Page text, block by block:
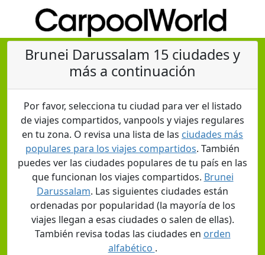
Brunei Darussalam 15 ciudades y
más a continuación
Por favor, selecciona tu ciudad para ver el listado
de viajes compartidos, vanpools y viajes regulares
en tu zona. O revisa una lista de las ciudades más
populares para los viajes compartidos. También
puedes ver las ciudades populares de tu país en las
que funcionan los viajes compartidos. Brunei
Darussalam. Las siguientes ciudades están
ordenadas por popularidad (la mayoría de los
viajes llegan a esas ciudades o salen de ellas).
También revisa todas las ciudades en orden
alfabético .